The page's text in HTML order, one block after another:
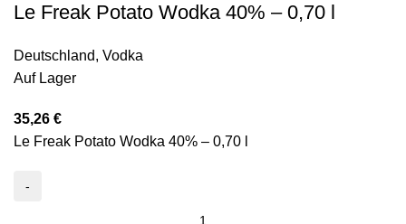
Le Freak Potato Wodka 40% – 0,70 l
Deutschland, Vodka
Auf Lager
35,26 €
Le Freak Potato Wodka 40% – 0,70 l